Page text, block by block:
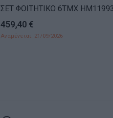
ΣΕΤ ΦΟΙΤΗΤΙΚΟ 6ΤΜΧ HM11993
459,40 €
Αναμένεται: 21/09/2026